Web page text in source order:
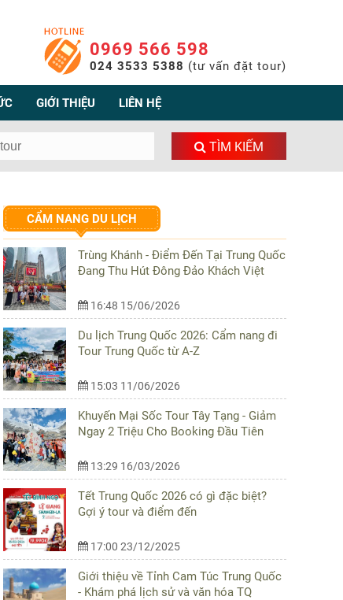
0969 566 598
024 3533 5388 (tư vấn đặt tour)
GIỚI THIỆU LIÊN HỆ
TÌM KIẾM
CẨM NANG DU LỊCH
Trùng Khánh - Điểm Đến Tại Trung Quốc
Đang Thu Hút Đông Đảo Khách Việt
16:48 15/06/2026
Du lịch Trung Quốc 2026: Cẩm nang đi
Tour Trung Quốc từ A-Z
15:03 11/06/2026
Khuyến Mại Sốc Tour Tây Tạng - Giảm
Ngay 2 Triệu Cho Booking Đầu Tiên
13:29 16/03/2026
Tết Trung Quốc 2026 có gì đặc biệt?
Gợi ý tour và điểm đến
17:00 23/12/2025
Giới thiệu về Tỉnh Cam Túc Trung Quốc
- Khám phá lịch sử và văn hóa TQ